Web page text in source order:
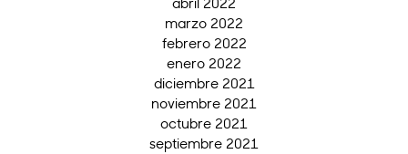
marzo 2022
febrero 2022
enero 2022
diciembre 2021
noviembre 2021
octubre 2021
septiembre 2021